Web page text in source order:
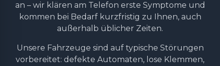
an – wir klären am Telefon erste Symptome und
kommen bei Bedarf kurzfristig zu Ihnen, auch
außerhalb üblicher Zeiten.
Unsere Fahrzeuge sind auf typische Störungen
vorbereitet: defekte Automaten, lose Klemmen,